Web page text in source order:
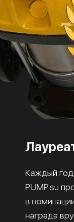
Каждый год
PUMP.su
в
награда